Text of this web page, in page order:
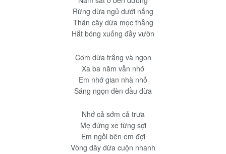
Rừng dừa ngủ dưới nắng
Thân cây dừa mọc thẳng
Hắt bóng xuống đầy vườn
Cơm dừa trắng và ngon
Xa ba năm vẫn nhớ
Em nhớ gian nhà nhỏ
Sáng ngọn đèn dầu dừa
Nhớ cả sớm cả trưa
Mẹ đứng xe từng sợi
Em ngồi bên em đợi
Vòng dây dừa cuộn nhanh